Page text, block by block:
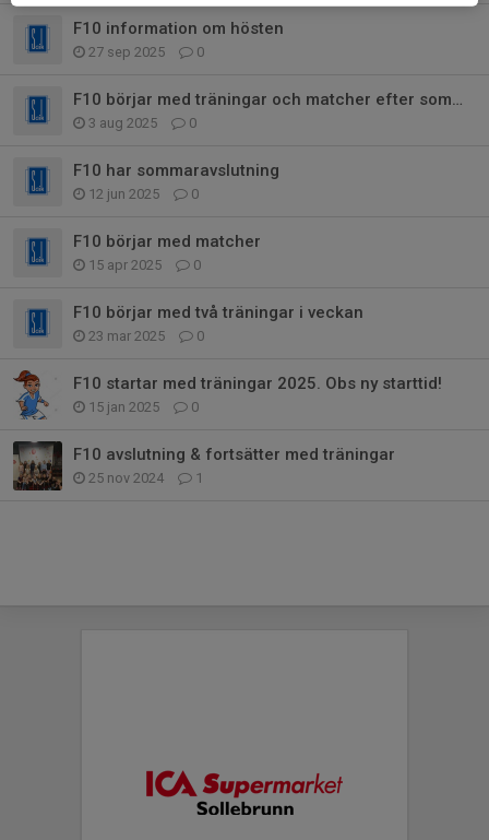
F10 information om hösten
27 sep 2025 0
F10 börjar med träningar och matcher efter sommaren.
3 aug 2025 0
F10 har sommaravslutning
12 jun 2025 0
F10 börjar med matcher
15 apr 2025 0
F10 börjar med två träningar i veckan
23 mar 2025 0
F10 startar med träningar 2025. Obs ny starttid!
15 jan 2025 0
F10 avslutning & fortsätter med träningar
25 nov 2024 1